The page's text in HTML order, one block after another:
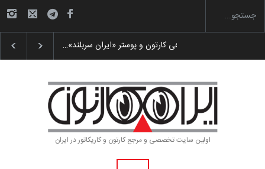
رویداد کارگاهی کارتون و پوستر «ایران سربلند»…
اولین سایت تخصصی و مرجع کارتون و کاریکاتور در ایران